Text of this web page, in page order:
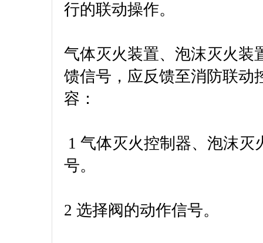
行的联动操作。
气体灭火装置、泡沫灭火装
馈信号，应反馈至消防联动
容：
1 气体灭火控制器、泡沫
号。
2 选择阀的动作信号。